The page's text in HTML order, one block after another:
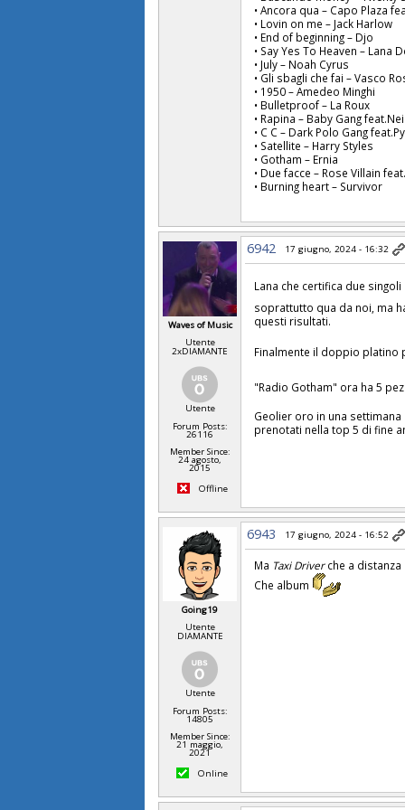
• Ancora qua – Capo Plaza
• Lovin on me – Jack Harlow
• End of beginning – Djo
• Say Yes To Heaven – Lana
• July – Noah Cyrus
• Gli sbagli che fai – Vasco
• 1950 – Amedeo Minghi
• Bulletproof – La Roux
• Rapina – Baby Gang
• C C – Dark Polo Gang
• Satellite – Harry Styles
• Gotham – Ernia
• Due facce – Rose Villain
• Burning heart – Survivor
Waves of Music
Utente
2xDIAMANTE
Utente
Forum Posts:
26116
Member Since:
24 agosto,
2015
Offline
6942 17 giugno, 2024 - 16:32
Lana che certifica due
soprattutto qua da noi, ma
questi risultati.
Finalmente il doppio platino
"Radio Gotham" ora ha 5
Geolier oro in una
prenotati nella top 5 di fine
Going19
Utente
DIAMANTE
Utente
Forum Posts:
14805
Member Since:
21 maggio,
2021
Online
6943 17 giugno, 2024 - 16:52
Ma Taxi Driverche a distanza
Che album